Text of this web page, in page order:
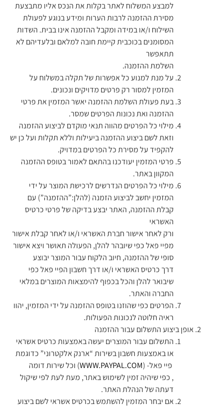
למבצע המשלוח לאתר בקלות את הנכס אליו מתבצעת
מסירת ההזמנה לרבות הערות ומידע בנוגע לפעולת
השילוח ו/או במידה ומקבל ההזמנה אינו בבית. השדות
המסומנים בכוכבית קיימת חובה למלאם ובלעדיהם לא
תתאפשר
השלמת ההזמנה.
על מנת למנוע כל אפשרות של תקלה במשלוח על
המזמין למסור רק פרטים מדויקים ונכונים.
בעת פעולת השלמת ההזמנה יאשר המזמין את פרטי
ההזמנה ואת נכונות הפרטים שמסר.
מילוי כל הפרטים מהווה תנאי מוקדם לביצוע ההזמנה
וזאת לשם ביצוע ההזמנה ביעילות וללא תקלות ועל כן יש
להקפיד על מסירת כל הפרטים במדויק.
פרטי המזמין יעודכנו בהתאם לאמור בטופס ההזמנה
המקוון באתר.
מילוי כל הפרטים הנדרשים לרכישת המוצר על ידי
המזמין יחשב לביצוע הזמנה (להלן:”ההזמנה”) עם
קבלת ההזמנה, האתר יבצע בדיקה של פרטי כרטיס
האשראי
ורק לאחר אישור חברת האשראי ו/או לאחר קבלת אישור
מפיי פאל כפי שיובהר להלן, הפעולה תאושר ויצא אישור
סופי של ההזמנה, חיוב הלקוח עבור המוצר יבוצע
דרך כרטיס האשראי ו/או דרך חשבון הפיי פאל כפי
שיבואר להלן והכל בכפוף להימצאות המוצרים במלאי
החברה והאתר.
הפרטים כפי שהוזנו בטופס ההזמנה על ידי המזמין, יהוו
ראיה חלוטה לנכונות הפעולות.
אופן ביצוע התשלום עבור ההזמנה
התשלום עבור המוצרים יעשה באמצעות כרטיס אשראי
או באמצעות חשבון בשירות “ארנק אלקטרוני” כדוגמת
פיי פאל- (WWW.PAYPAL.COM) וכל שירות דומה
, כפי שיהיה זמין לשימוש באתר, מעת לעת לפי שיקול
דעתה של הנהלת האתר.
אם יבחר המזמין להשתמש בכרטיס אשראי לשם ביצוע